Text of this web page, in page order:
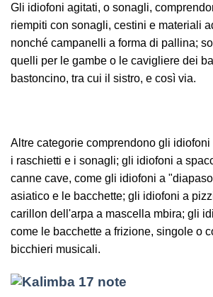
Gli idiofoni agitati, o sonagli,
riempiti con sonagli, cestini e materiali
nonché campanelli a forma di pallina;
quelli per le gambe o le cavigliere dei
bastoncino, tra cui il sistro, e così via.
Altre categorie comprendono gli idiofoni
i raschietti e i sonagli; gli idiofoni a
canne cave, come gli idiofoni a
asiatico e le bacchette; gli idiofoni a
carillon dell'arpa a mascella mbira; gli
come le bacchette a frizione, singole o
bicchieri musicali.